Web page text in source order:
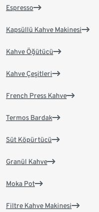
Espresso
Kapsüllü Kahve Makinesi
Kahve Öğütücü
Kahve Çeşitleri
French Press Kahve
Termos Bardak
Süt Köpürtücü
Granül Kahve
Moka Pot
Filtre Kahve Makinesi